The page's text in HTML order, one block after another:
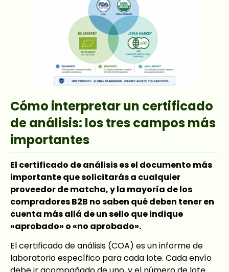
Cómo interpretar un certificado
de análisis: los tres campos más
importantes
El certificado de análisis es el documento más
importante que solicitarás a cualquier
proveedor de matcha, y la mayoría de los
compradores B2B no saben qué deben tener en
cuenta más allá de un sello que indique
«aprobado» o «no aprobado».
El certificado de análisis (COA) es un informe de
laboratorio específico para cada lote. Cada envío